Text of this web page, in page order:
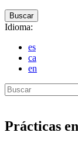
Buscar
Idioma:
es
ca
en
Prácticas